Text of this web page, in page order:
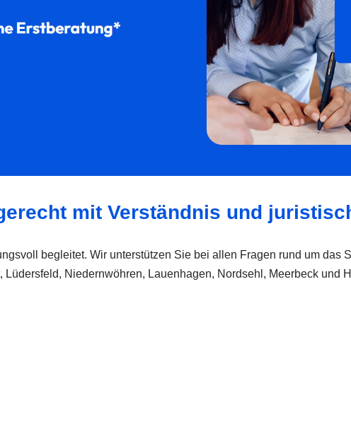
mit Verständnis und
begleitet. Wir unterstützen Sie bei allen Fragen rund um
Niedernwöhren, Lauenhagen, Nordsehl, Meerbeck und